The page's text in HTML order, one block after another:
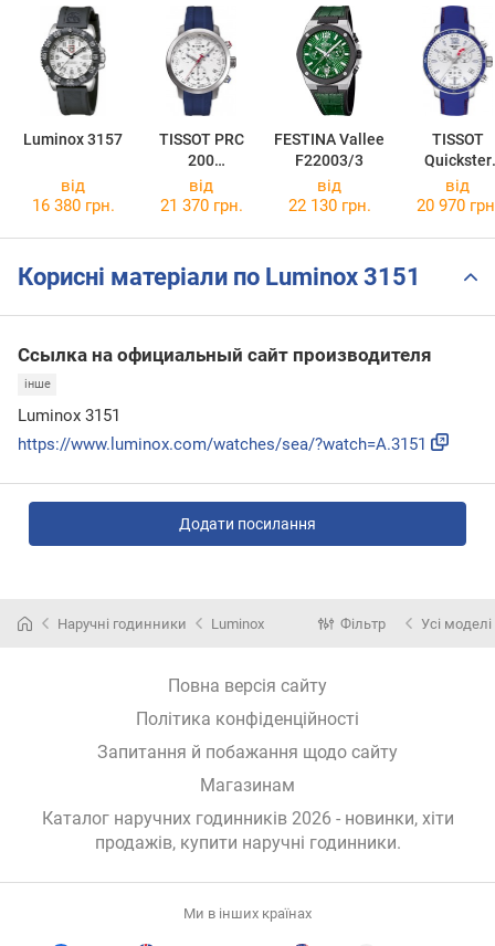
Luminox 3157
TISSOT PRC
200
T055.417.17.0
17.02
FESTINA Vallee
F22003/3
TISSOT
Quickster
37.00
від
16 380 грн.
від
21 370 грн.
від
22 130 грн.
від
20 970
Корисні матеріали по Luminox 3151
Ссылка на официальный сайт производителя
інше
Luminox 3151
https://www.luminox.com/watches/sea/?watch=A.3151
Додати посилання
Наручні годинники Luminox Фільтр Усі моделі
Повна версія сайту
Політика конфіденційності
Запитання й побажання щодо сайту
Магазинам
Каталог наручних годинників 2026 - новинки, хіти
продажів, купити наручні годинники.
Ми в інших країнах